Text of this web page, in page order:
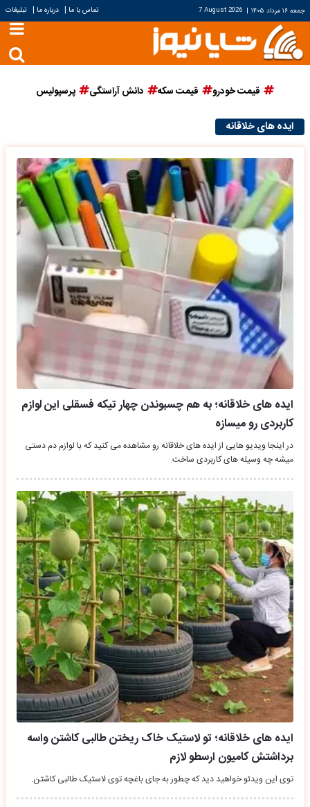
جمعه ۱۶ مرداد ۱۴۰۵ |
7 August 2026 تماس با ما | درباره ما | تبلیغات
قیمت خودرو قیمت سکه دانش آراستگی پرسپولیس
ایده های خلاقانه
ایده های خلاقانه؛ به هم چسبوندن چهار تیکه فسقلی این لوازم
کاربردی رو میسازه
در اینجا ویدیو هایی از ایده های خلاقانه رو مشاهده می کنید که با لوازم دم دستی
میشه چه وسیله های کاربردی ساخت.
ایده های خلاقانه؛ تو لاستیک خاک ریختن طالبی کاشتن واسه
برداشتش کامیون ارسطو لازم
توی این ویدئو خواهید دید که چطور به جای باغچه توی لاستیک طالبی کاشتن.